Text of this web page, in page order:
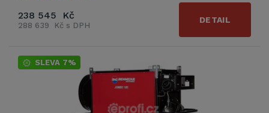
238 545 Kč
288 639 Kč s DPH
DETAIL
SLEVA 7%